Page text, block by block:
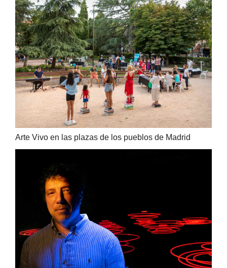
Arte Vivo en las plazas de los pueblos de Madrid